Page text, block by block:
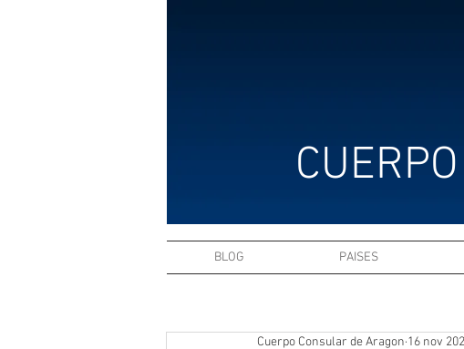
Cuerpo Consular de Aragon 16 nov
BLOG PAISES